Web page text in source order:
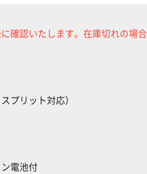
確認いたします。在庫切れの場
プリット対応）
電池付